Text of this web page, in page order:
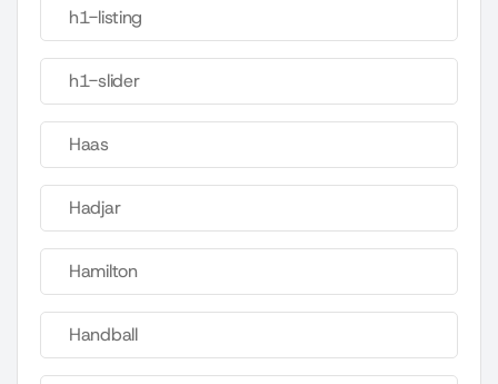
h1-listing
h1-slider
Haas
Hadjar
Hamilton
Handball